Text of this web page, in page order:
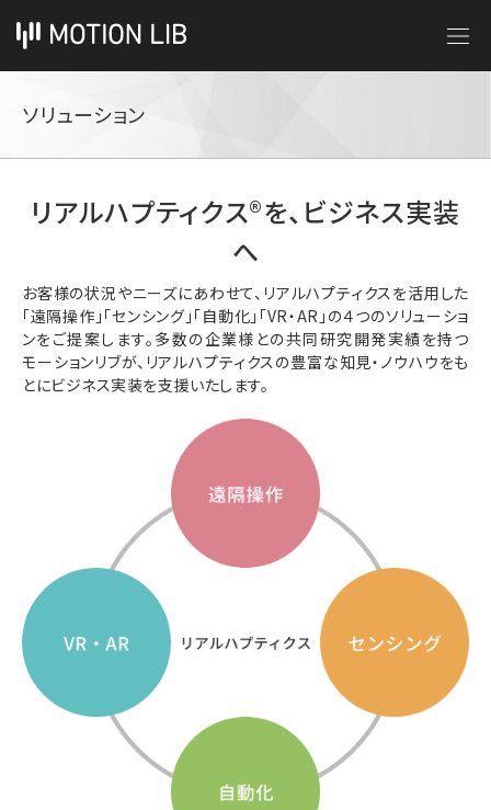
ソリューション
リアルハプティクス®︎を、ビジネス実装
へ
お客様の状況やニーズにあわせて、リアルハプティクスを活用した
「遠隔操作」「センシング」「自動化」「VR・AR」の４つのソリューショ
ンをご提案します。多数の企業様との共同研究開発実績を持つ
モーションリブが、リアルハプティクスの豊富な知見・ノウハウをも
とにビジネス実装を支援いたします。